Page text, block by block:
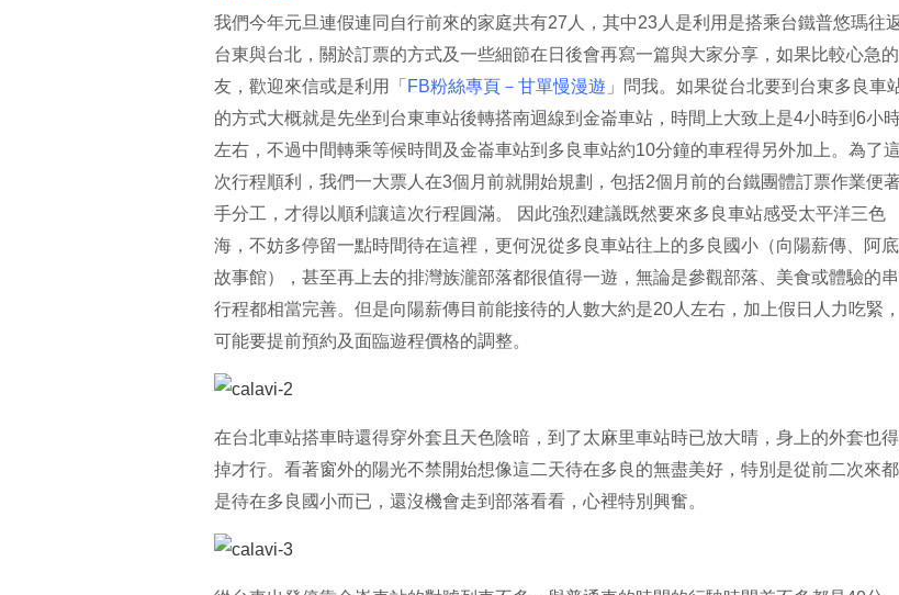
我們今年元旦連假連同自行前來的家庭共有27人，其中23人是利用是搭乘台鐵普悠瑪往
台東與台北，關於訂票的方式及一些細節在日後會再寫一篇與大家分享，如果比較心急
友，歡迎來信或是利用「 FB粉絲專頁－甘單慢漫遊 」問我。如果從台北要到台東多良車
的方式大概就是先坐到台東車站後轉搭南迴線到金崙車站，時間上大致上是4小時到6小
左右，不過中間轉乘等候時間及金崙車站到多良車站約10分鐘的車程得另外加上。為了這
次行程順利，我們一大票人在3個月前就開始規劃，包括2個月前的台鐵團體訂票作業便
手分工，才得以順利讓這次行程圓滿。 因此強烈建議既然要來多良車站感受太平洋三色
海，不妨多停留一點時間待在這裡，更何況從多良車站往上的多良國小（向陽薪傳、阿底
故事館），甚至再上去的排灣族瀧部落都很值得一遊，無論是參觀部落、美食或體驗的
行程都相當完善。但是向陽薪傳目前能接待的人數大約是20人左右，加上假日人力吃緊，
可能要提前預約及面臨遊程價格的調整。
在台北車站搭車時還得穿外套且天色陰暗，到了太麻里車站時已放大晴，身上的外套也
掉才行。看著窗外的陽光不禁開始想像這二天待在多良的無盡美好，特別是從前二次來都
是待在多良國小而已，還沒機會走到部落看看，心裡特別興奮。